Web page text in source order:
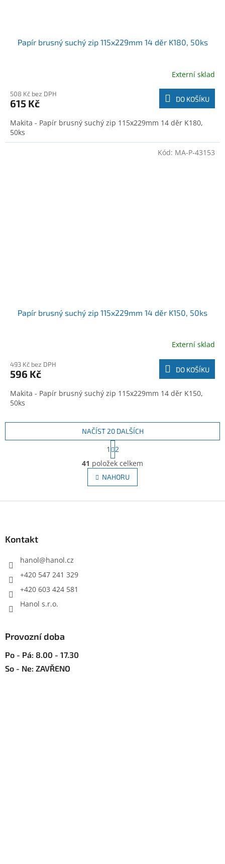
Papír brusný suchý zip 115x229mm 14 děr K180, 50ks
Externí sklad
508 Kč bez DPH
615 Kč DO KOŠÍKU
Makita - Papír brusný suchý zip 115x229mm 14 děr K180,
50ks
Papír brusný suchý zip 115x229mm 14 děr K150, 50ks
Externí sklad
493 Kč bez DPH
596 Kč DO KOŠÍKU
Makita - Papír brusný suchý zip 115x229mm 14 děr K150,
50ks
Kód: MA-P-43153
O
v
l
á
NAČÍST 20 DALŠÍCH
S
t
r
á
n
k
v
1
2
41 položek celkem
NAHORU
Kontakt
hanol@hanol.cz
+420 547 241 329
+420 603 424 581
Hanol s.r.o.
Provozní doba
Po - Pá: 8.00 - 17.30
So - Ne: ZAVŘENO